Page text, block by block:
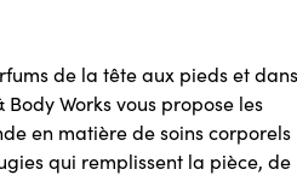
de la tête aux pieds et dans
Works vous propose les
en matière de soins corporels
qui remplissent la pièce, de